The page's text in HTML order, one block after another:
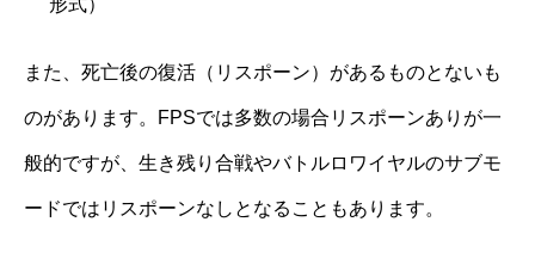
また、死亡後の復活（リスポーン）があるものとないも
のがあります。FPSでは多数の場合リスポーンありが一
般的ですが、生き残り合戦やバトルロワイヤルのサブモ
ードではリスポーンなしとなることもあります。